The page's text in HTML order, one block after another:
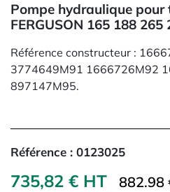
Pompe hydraulique pour
FERGUSON 165 188
Référence constructeur :
3774649M91 1666726M92
897147M95.
Référence : 0123025
735,82 € HT 882.98